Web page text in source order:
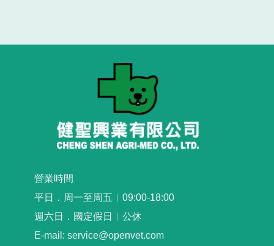
營業時間
平日．周一至周五︳09:00-18:00
週六日．國定假日︳公休
E-mail: service@openvet.com